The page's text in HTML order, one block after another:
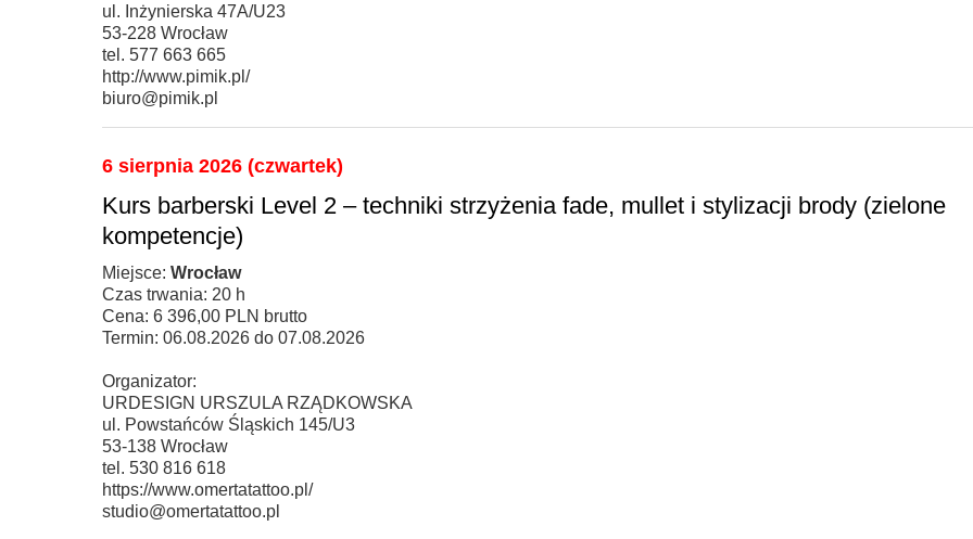
ul. Inżynierska 47A/U23
53-228 Wrocław
tel. 577 663 665
http://www.pimik.pl/
biuro@pimik.pl
6 sierpnia 2026 (czwartek)
Kurs barberski Level 2 – techniki strzyżenia fade, mullet i stylizacji brody (zielone
kompetencje)
Miejsce: Wrocław
Czas trwania: 20 h
Cena: 6 396,00 PLN brutto
Termin: 06.08.2026 do 07.08.2026
Organizator:
URDESIGN URSZULA RZĄDKOWSKA
ul. Powstańców Śląskich 145/U3
53-138 Wrocław
tel. 530 816 618
https://www.omertatattoo.pl/
studio@omertatattoo.pl